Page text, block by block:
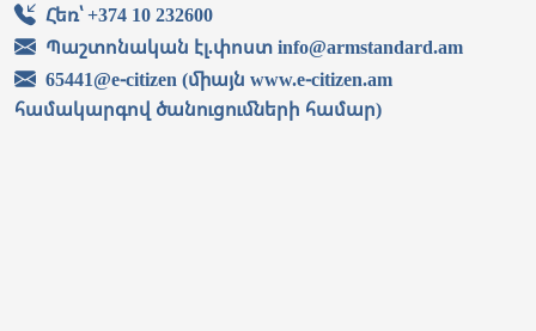
Հեռ՝ +374 10 232600
Պաշտոնական էլ.փոստ info@armstandard.am
65441@e-citizen (միայն www.e-citizen.am
համակարգով ծանուցումների համար)